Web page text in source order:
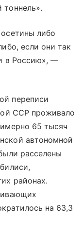
тоннель».
либо
если они так
в Россию», —
переписи
ССР проживало
65 тысяч
автономной
расселены
районах.
на 63,3